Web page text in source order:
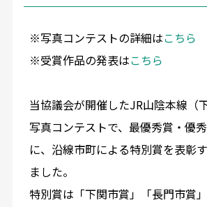
※写真コンテストの詳細はこちら
※受賞作品の発表はこちら
当協議会が開催したJR山陰本線（
写真コンテストで、最優秀賞・優
に、沿線市町による特別賞を表彰
ました。
特別賞は「下関市賞」「長門市賞」